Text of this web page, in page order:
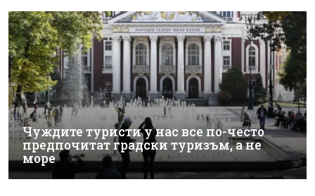
Чуждите туристи у нас все по-често
предпочитат градски туризъм, а не
море